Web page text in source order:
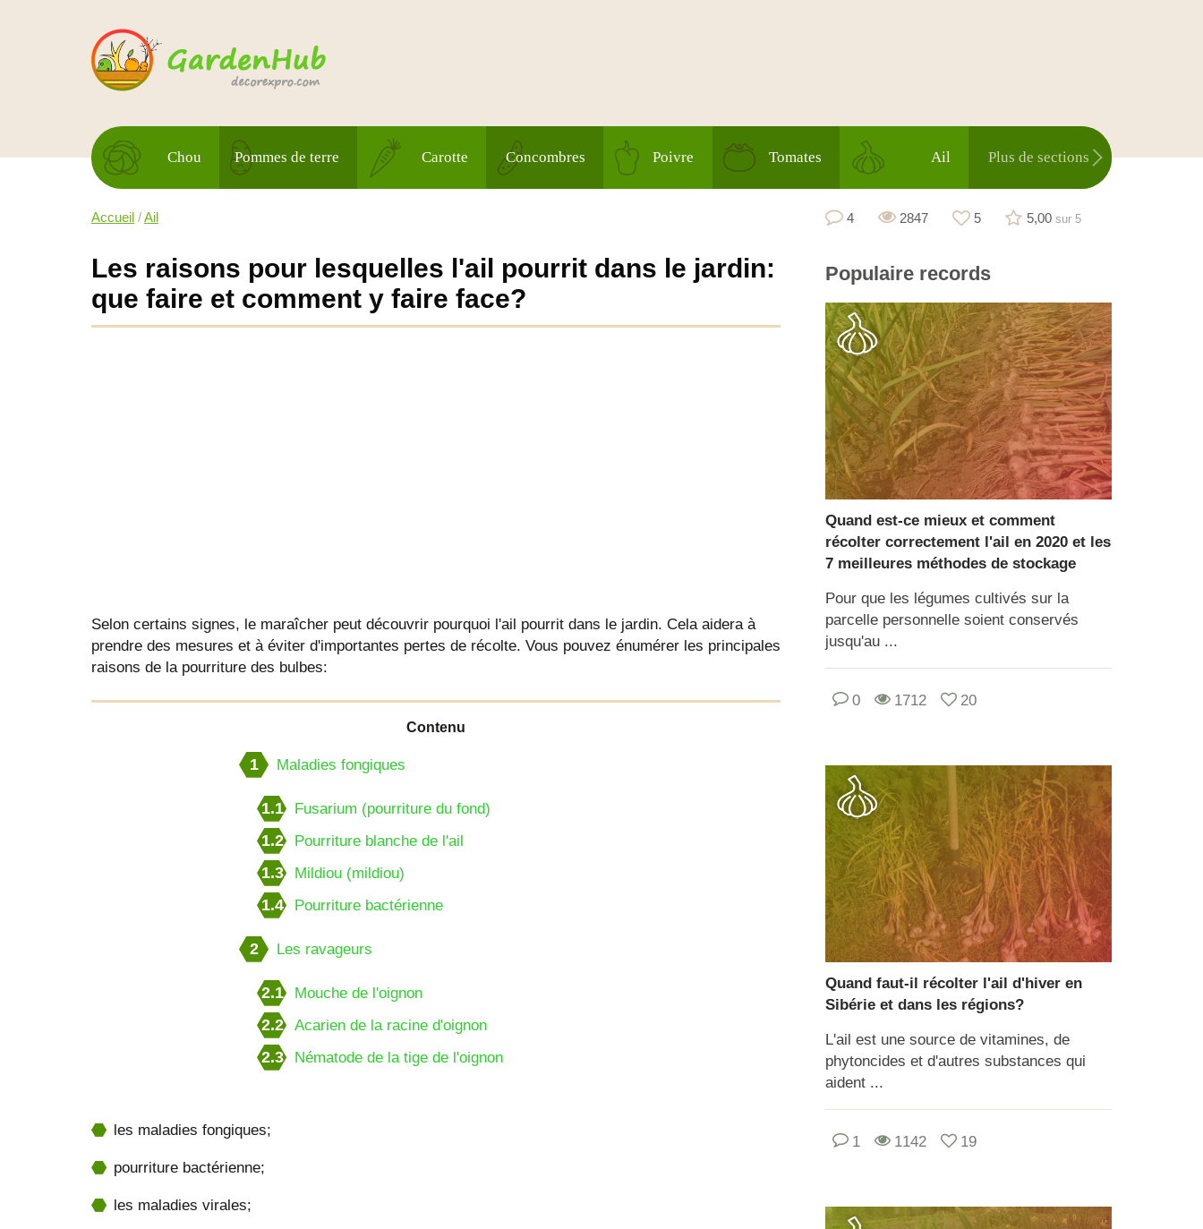
Chou Pommes de terre Carotte Concombres Poivre Tomates Ail Plus de sections
Accueil /Ail
Les raisons pour lesquelles l'ail pourrit dans le jardin:
que faire et comment y faire face?
Selon certains signes, le maraîcher peut découvrir pourquoi l'ail pourrit dans le jardin. Cela aidera à
prendre des mesures et à éviter d'importantes pertes de récolte. Vous pouvez énumérer les principales
raisons de la pourriture des bulbes:
Contenu
1 Maladies fongiques
1.1 Fusarium (pourriture du fond)
1.2 Pourriture blanche de l'ail
1.3 Mildiou (mildiou)
1.4 Pourriture bactérienne
2 Les ravageurs
2.1 Mouche de l'oignon
2.2 Acarien de la racine d'oignon
2.3 Nématode de la tige de l'oignon
les maladies fongiques;
pourriture bactérienne;
les maladies virales;
4 2847 5 5,00 sur 5
Populaire records
Quand est-ce mieux et comment
récolter correctement l'ail en 2020 et les
7 meilleures méthodes de stockage
Pour que les légumes cultivés sur la
parcelle personnelle soient conservés
jusqu'au ...
0 1712 20
Quand faut-il récolter l'ail d'hiver en
Sibérie et dans les régions?
L'ail est une source de vitamines, de
phytoncides et d'autres substances qui
aident ...
1 1142 19